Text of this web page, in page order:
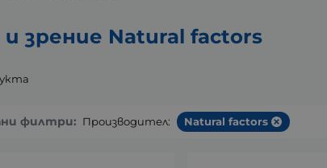
зрение Natural factors
филтри: Производител: Natural factors